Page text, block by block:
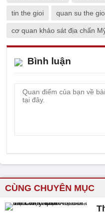
tin the gioi quan su the
cơ quan khảo sát địa chấn
Bình luận
CÙNG CHUYÊN MỤC